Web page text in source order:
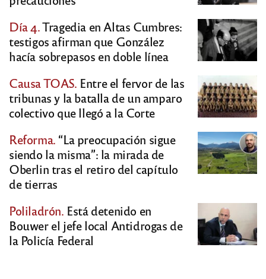
Día 4.Tragedia en Altas Cumbres:
testigos afirman que González
hacía sobrepasos en doble línea
Causa TOAS. Entre el fervor de las
tribunas y la batalla de un amparo
colectivo que llegó a la Corte
Reforma. “La preocupación sigue
siendo la misma”: la mirada de
Oberlin tras el retiro del capítulo
de tierras
Poliladrón. Está detenido en
Bouwer el jefe local Antidrogas de
la Policía Federal